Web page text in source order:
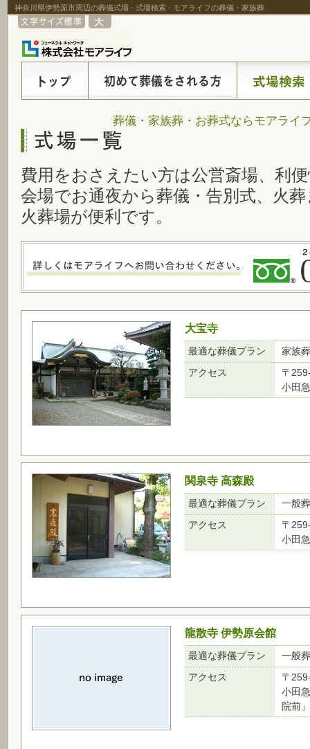
神奈川県伊勢原市周辺の葬儀式場 - 式場検索 - モアライフの葬儀・家族葬
葬儀・家族葬・お葬式ならモアライ
費用をおさえたい方は公営斎場、利
会場でお通夜から葬儀・告別式、火
火葬場が便利です。
大宝寺
最適な葬儀プラン
家族
アクセス
〒
小田
関泉寺 高森殿
最適な葬儀プラン
一般
アクセス
〒
小田
龍散寺 伊勢原会館
最適な葬儀プラン
一般
アクセス
〒
小田
院前